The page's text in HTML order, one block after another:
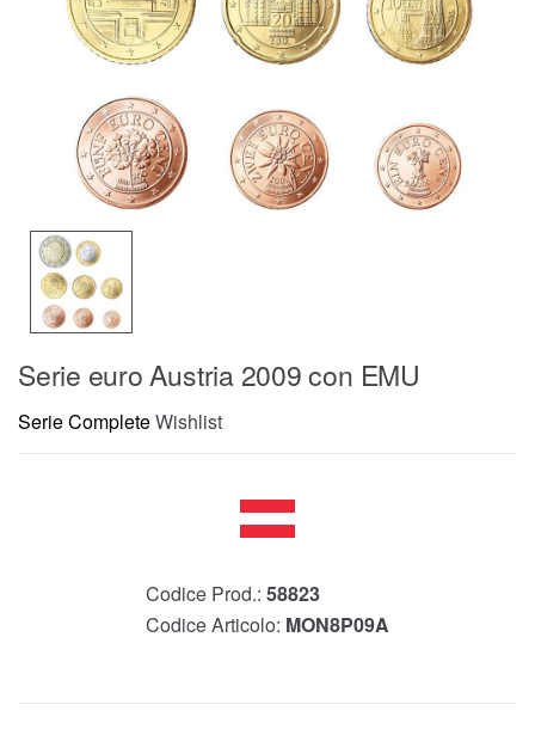
Serie euro Austria 2009 con EMU
Serie CompleteWishlist
Codice Prod.: 58823
Codice Articolo: MON8P09A